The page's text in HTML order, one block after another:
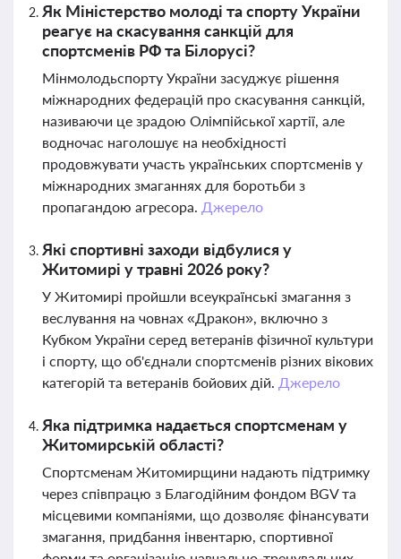
Як Міністерство молоді та спорту України
реагує на скасування санкцій для
спортсменів РФ та Білорусі?
Мінмолодьспорту України засуджує рішення
міжнародних федерацій про скасування санкцій,
називаючи це зрадою Олімпійської хартії, але
водночас наголошує на необхідності
продовжувати участь українських спортсменів у
міжнародних змаганнях для боротьби з
пропагандою агресора. Джерело
Які спортивні заходи відбулися у
Житомирі у травні 2026 року?
У Житомирі пройшли всеукраїнські змагання з
веслування на човнах «Дракон», включно з
Кубком України серед ветеранів фізичної культури
і спорту, що об'єднали спортсменів різних вікових
категорій та ветеранів бойових дій. Джерело
Яка підтримка надається спортсменам у
Житомирській області?
Спортсменам Житомирщини надають підтримку
через співпрацю з Благодійним фондом BGV та
місцевими компаніями, що дозволяє фінансувати
змагання, придбання інвентарю, спортивної